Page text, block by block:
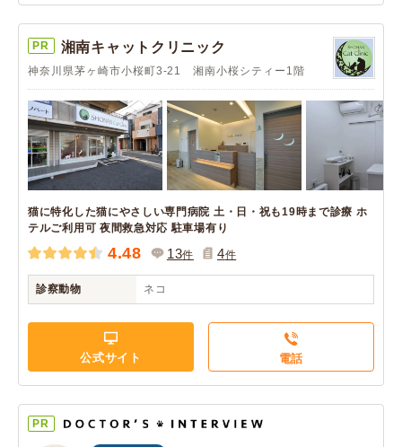
PR 湘南キャットクリニック
神奈川県茅ヶ崎市小桜町3-21 湘南小桜シティー1階
猫に特化した猫にやさしい専門病院 土・日・祝も19時まで診療 ホ
テルご利用可 夜間救急対応 駐車場有り
4.48 13件 4件
診察動物 ネコ
公式サイト 電話
PR